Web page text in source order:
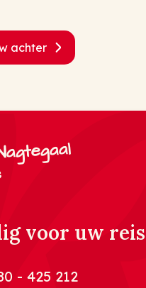
achter
voor uw
- 425 212